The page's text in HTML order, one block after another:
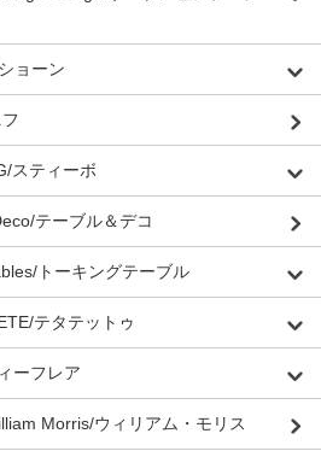
ョーン
スティーボ
テーブル＆デコ
トーキングテーブル
テタテットゥ
ーフレア
Morris/ウィリアム・モリス